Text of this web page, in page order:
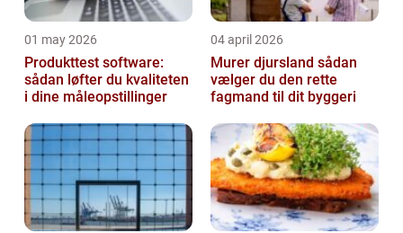
01 may 2026
Produkttest software:
sådan løfter du kvaliteten
i dine måleopstillinger
04 april 2026
Murer djursland sådan
vælger du den rette
fagmand til dit byggeri